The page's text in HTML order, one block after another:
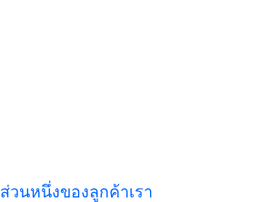
ส่วนหนึ่งของลูกค้าเรา